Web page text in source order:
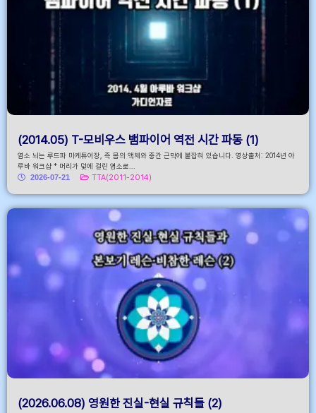
(2014.05) T-모비우스 뱀파이어 역전 시간 파동 (1)
염소 뇌는 루드파 마케튜어장, 즉 몸의 액체와 중간 근막에 붙잡혀 있습니다. 영상출처: 2014년 아
루바 워크샵 * 머리가 덫에 걸린 염소로...
2026-07-21
TTA(2011-2014)
(2026.06.08) 영원한 진실-현실 규칙들 (2)